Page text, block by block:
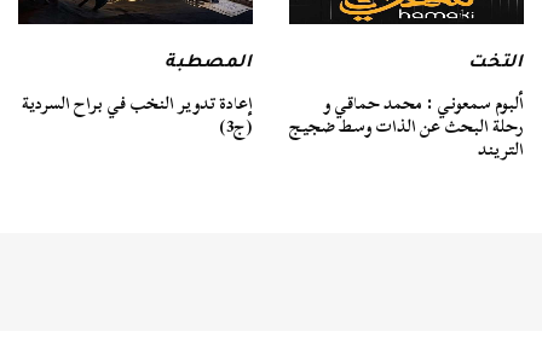
التخت
ألبوم سمعوني : محمد حماقي و
رحلة البحث عن الذات وسط ضجيج
التريند
المصطبة
إعادة تدوير النخب في براح السردية
(ج3)